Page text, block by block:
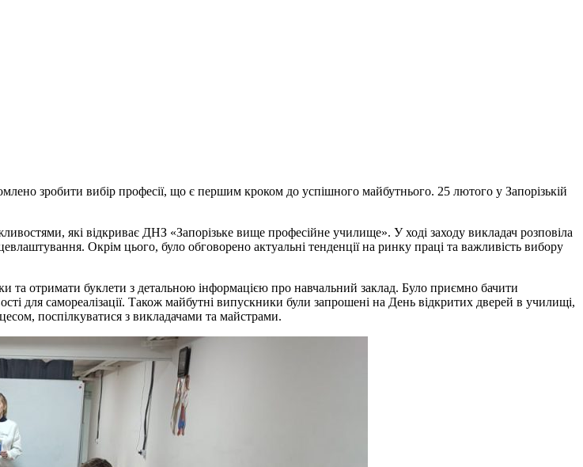
зробити вибір професії, що є першим кроком до успішного майбутнього. 25 лютого у Запорізькій
які відкриває ДНЗ «Запорізьке вище професійне училище». У ході заходу викладач розповіла
Окрім цього, було обговорено актуальні тенденції на ринку праці та важливість вибору
та отримати буклети з детальною інформацією про навчальний заклад. Було приємно бачити
для самореалізації. Також майбутні випускники були запрошені на День відкритих дверей в училищі,
поспілкуватися з викладачами та майстрами.